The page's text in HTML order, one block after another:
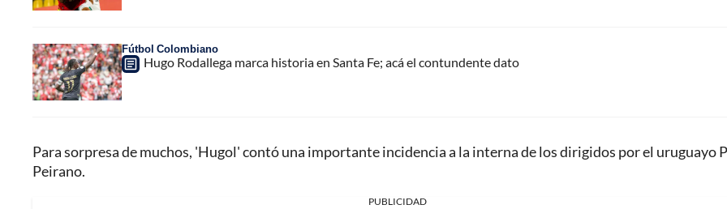
Fútbol Colombiano
Hugo Rodallega marca historia en Santa Fe; acá el contundente dato
Para sorpresa de muchos, 'Hugol' contó una importante incidencia a la interna de los dirigidos por el uruguayo
Peirano.
PUBLICIDAD